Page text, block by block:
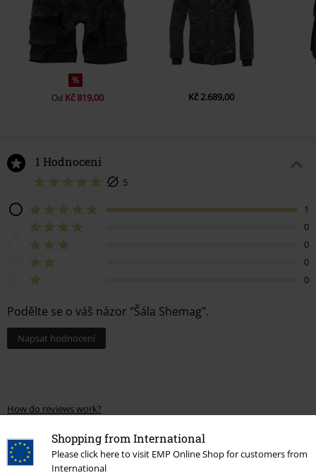
Shopping from International
Please click here to visit EMP Online Shop for customers from
International
%
Od Kč 819,00 Kč 2.689,00
1 Hodnocení
5
1
0
0
0
0
Podělte se o váš názor "Šála Shemag".
Napsat hodnocení
How do reviews work?